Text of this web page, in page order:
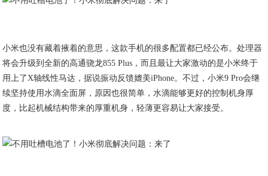
小米也没有藏着掖着的意思，这款手机的很多配置都已经公布。处理器
将会升级到全新的高通骁龙855 Plus，而且最让大家激动的是小米终于
用上了X轴线性马达，据说振动反馈媲美iPhone。不过，小米9 Pro会继
续坚持使用水滴全面屏，原因也很简单，水滴能够更好的控制机身厚
度，比起机械结构带来的厚重机身，轻薄更容易让大家接受。